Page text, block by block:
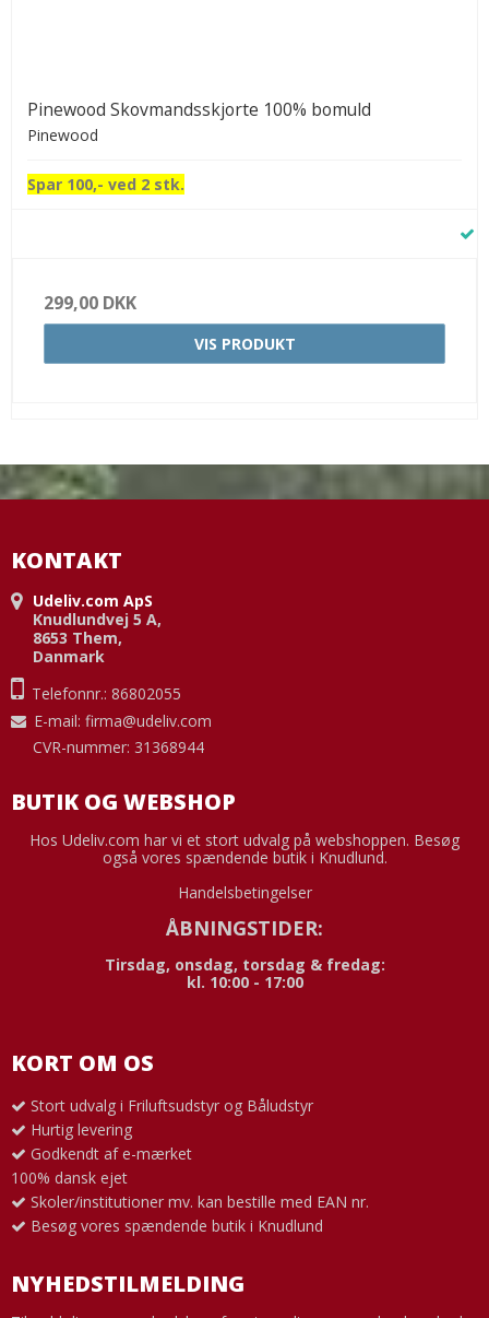
Pinewood Skovmandsskjorte 100% bomuld
Pinewood
Spar 100,- ved 2 stk.
299,00 DKK
VIS PRODUKT
KONTAKT
Udeliv.com ApS
Knudlundvej 5 A,
8653 Them,
Danmark
Telefonnr.: 86802055
E-mail: firma@udeliv.com
CVR-nummer: 31368944
BUTIK OG WEBSHOP
Hos Udeliv.com har vi et stort udvalg på webshoppen. Besøg
også vores spændende butik i Knudlund.
Handelsbetingelser
ÅBNINGSTIDER:
Tirsdag, onsdag, torsdag & fredag:
kl. 10:00 - 17:00
KORT OM OS
Stort udvalg i Friluftsudstyr og Båludstyr
Hurtig levering
Godkendt af e-mærket
100% dansk ejet
Skoler/institutioner mv. kan bestille med EAN nr.
Besøg vores spændende butik i Knudlund
NYHEDSTILMELDING